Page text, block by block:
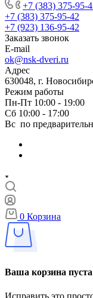
+7 (383) 375-95-
+7 (383) 375-95-42
+7 (923) 136-95-42
Заказать звонок
E-mail
ok@nsk-dveri.ru
Адрес
630048, г.
Режим работы
Пн-Пт 10:00 - 19:00
Сб 10:00 - 17:00
Вс по
0 Корзина
Ваша корзина пуста
Исправить это